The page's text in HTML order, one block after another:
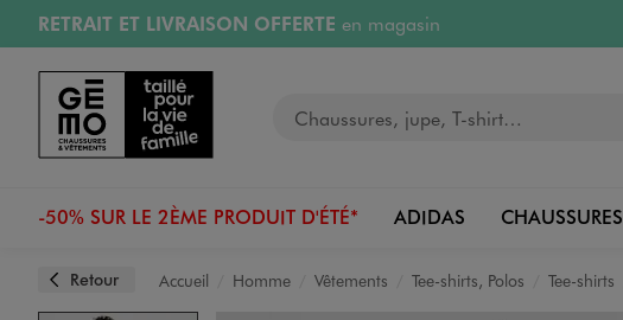
Aller au contenu principal
Aller à la navigation
RÉSERVATION GRATUITE4h en magasin
LIVRAISON OFFERTE
-50% SUR LE 2ÈME PRODUIT D'ÉTÉ* ADIDAS CHAUSSURES
Retour Accueil Homme Vêtements Tee-shirts, Polos Tee-shirts
Image 5 sur 6